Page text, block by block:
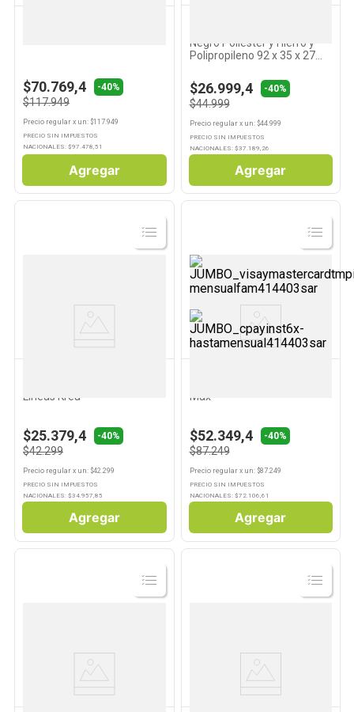
$70.769,4 -40%
$117.949
Precio regular x un: $117.949
PRECIO SIN IMPUESTOS
NACIONALES: $97.478,51
Agregar
Negro Poliéster y Hierro y
Polipropileno 92 x 35 x 27
$26.999,4 -40%
$44.999
Precio regularx un: $44.999
PRECIO SIN IMPUESTOS
NACIONALES: $37.189,26
Agregar
Ver
Producto
Lineas Krea
$25.379,4 -40%
$42.299
Precio regular x un: $42.299
PRECIO SIN IMPUESTOS
NACIONALES: $34.957,85
Agregar
Ver
Producto
Max
$52.349,4 -40%
$87.249
Precio regularx un: $87.249
PRECIO SIN IMPUESTOS
NACIONALES: $72.106,61
Agregar
Ver
Producto
Ver
Producto